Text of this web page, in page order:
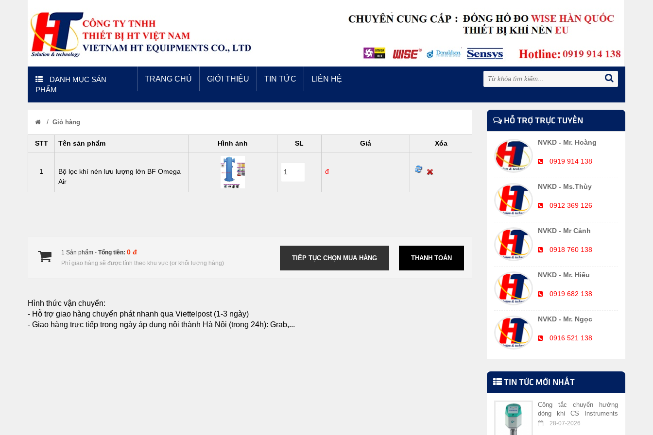
DANH MỤC SẢN
PHẨM
TRANG CHỦ GIỚI THIỆU TIN TỨC LIÊN HỆ
/ Giỏ hàng
STT Tên sản phẩm Hình ảnh SL Giá Xóa
1
Bộ lọc khí nén lưu lượng lớn BF Omega
Air
đ
1 Sản phẩm - Tổng tiền: 0 đ
Phí giao hàng sẽ được tính theo khu vực (or khối lượng hàng)
THANH TOÁN
TIẾP TỤC CHỌN MUA HÀNG
Hình thức vận chuyển:
- Hỗ trợ giao hàng chuyển phát nhanh qua Viettelpost (1-3 ngày)
- Giao hàng trực tiếp trong ngày áp dụng nội thành Hà Nội (trong 24h): Grab,...
HỖ TRỢ TRỰC TUYẾN
NVKD - Mr. Hoàng
0919 914 138
NVKD - Ms.Thùy
0912 369 126
NVKD - Mr Cảnh
0918 760 138
NVKD - Mr. Hiếu
0919 682 138
NVKD - Mr. Ngọc
0916 521 138
TIN TỨC MỚI NHẤT
Công tắc chuyển hướng
dòng khí CS Instruments
VA 40928-07-2026